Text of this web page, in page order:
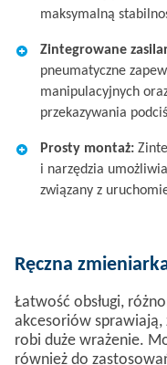
maksymalną
Zintegrowane
pneumatyczne
manipulacyjnych
przekazywania
Prosty montaż​:
i narzędzia
związany z
Ręczna
Łatwość obsługi,
akcesoriów sprawiają,
robi duże wrażenie.
również do